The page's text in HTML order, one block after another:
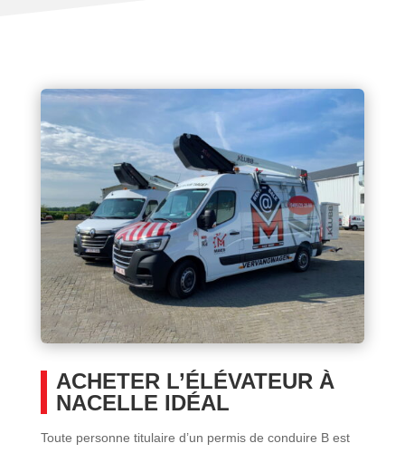
ACHETER L’ÉLÉVATEUR À
NACELLE IDÉAL
Toute personne titulaire d’un permis de conduire B est